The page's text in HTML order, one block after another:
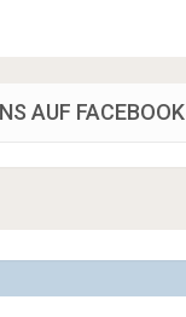
AUF FACEBOOK